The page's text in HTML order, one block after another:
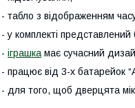
- табло з відображенням
- у комплекті представлений
- іграшкамає сучасний
- працює від 3-х батарейок
- для того, щоб дверцята